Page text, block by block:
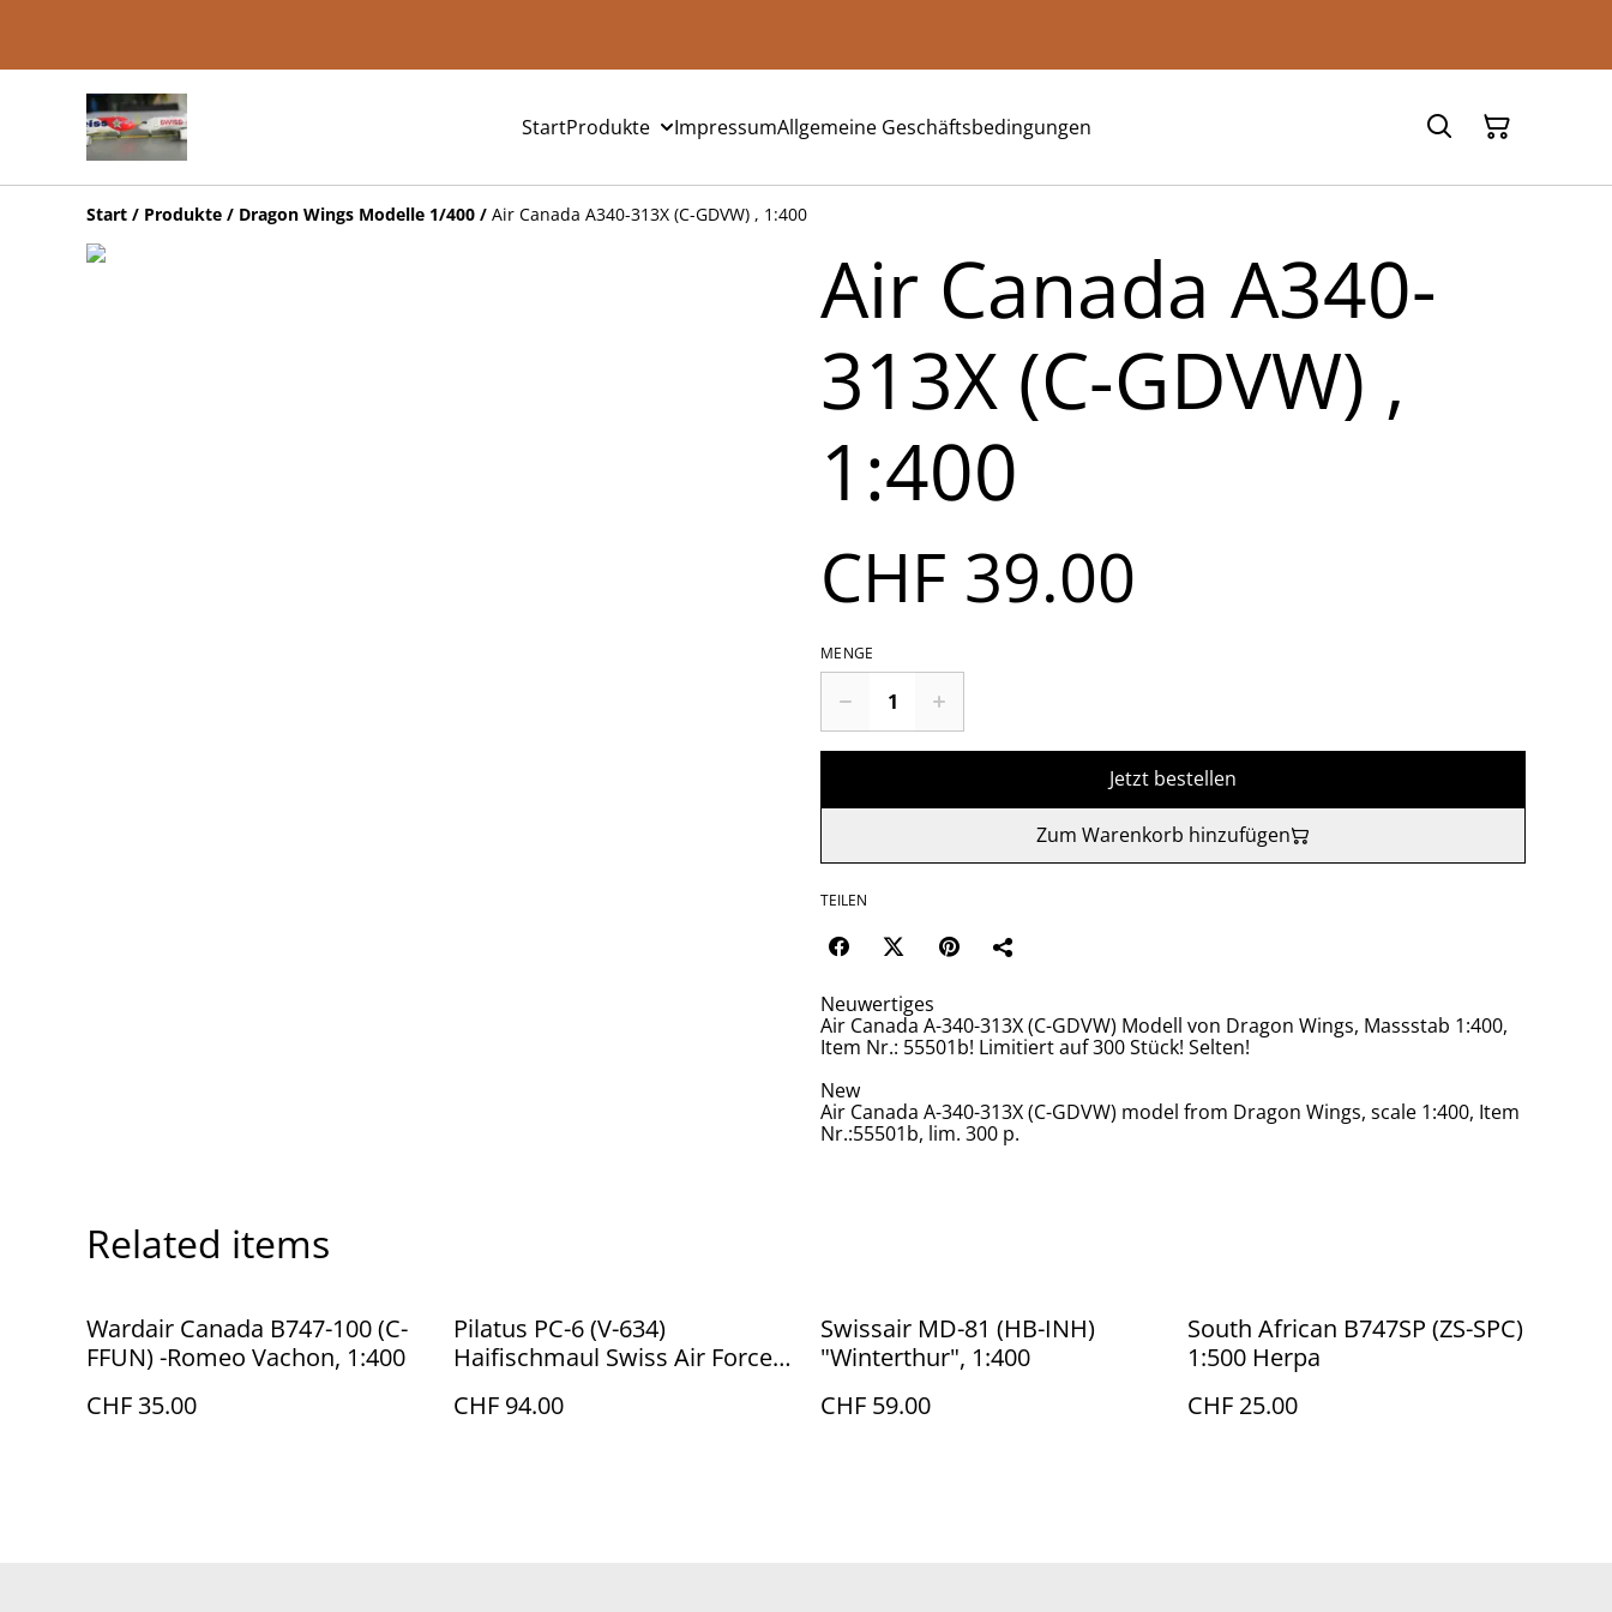
StartProdukte ImpressumAllgemeine Geschäftsbedingungen
Start / Produkte / Dragon Wings Modelle 1/400 / Air Canada A340-313X (C-GDVW) , 1:400
Air Canada A340-
313X (C-GDVW) ,
1:400
CHF 39.00
MENGE
Jetzt bestellen
Zum Warenkorb hinzufügen
TEILEN
Neuwertiges
Air Canada A-340-313X (C-GDVW) Modell von Dragon Wings, Massstab 1:400,
Item Nr.: 55501b! Limitiert auf 300 Stück! Selten!
New
Air Canada A-340-313X (C-GDVW) model from Dragon Wings, scale 1:400, Item
Nr.:55501b, lim. 300 p.
Related items
Wardair Canada B747-100 (C-
FFUN) -Romeo Vachon, 1:400
CHF 35.00
Pilatus PC-6 (V-634)
Haifischmaul Swiss Air Force,
CHF 94.00
Swissair MD-81 (HB-INH)
"Winterthur", 1:400
CHF 59.00
South African B747SP (ZS-SPC)
1:500 Herpa
CHF 25.00